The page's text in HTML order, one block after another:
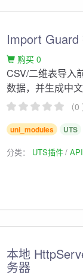
Import
购买 0
CSV/二维表导入
数据，并生成中
（
uni_modules UTS
分类： UTS插件
本地
务器